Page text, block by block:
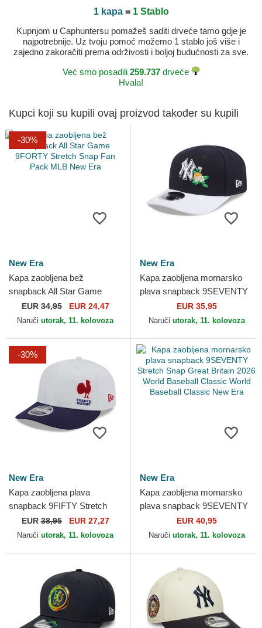
1 kapa= 1 Stablo
Kupnjom u Caphuntersu pomažeš saditi drveće tamo gdje je
najpotrebnije. Uz tvoju pomoć možemo 1 stablo još više i
zajedno zakoračiti prema održivosti i boljoj budućnosti za sve.
Već smo posadili 259.737drveće
Hvala!
Kupci koji su kupili ovaj proizvod također su kupili
-30%
New Era
Kapa zaobljena bež
snapback All Star Game
9FORTY Stretch Snap Fan
Pack MLB New Era
EUR34,95 EUR 24,47
Naruči utorak, 11. kolovoza
New Era
Kapa zaobljena mornarsko
plava snapback 9SEVENTY
Stretch Snap Flower New
York Yankees MLB New Era
EUR 35,95
Naruči utorak, 11. kolovoza
-30%
New Era
Kapa zaobljena plava
snapback 9FIFTY Stretch
Snap Flawless French Rugby
Federation FFR New Era
EUR38,95 EUR 27,27
Naruči utorak, 11. kolovoza
New Era
Kapa zaobljena mornarsko
plava snapback 9SEVENTY
Stretch Snap Great Britain
2026 World Baseball...
EUR 40,95
Naruči utorak, 11. kolovoza